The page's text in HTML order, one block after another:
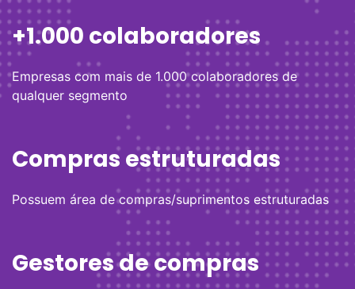
+1.000 colaboradores
Empresas com mais de 1.000 colaboradores de
qualquer segmento
Compras estruturadas
Possuem área de compras/suprimentos estruturadas
Gestores de compras